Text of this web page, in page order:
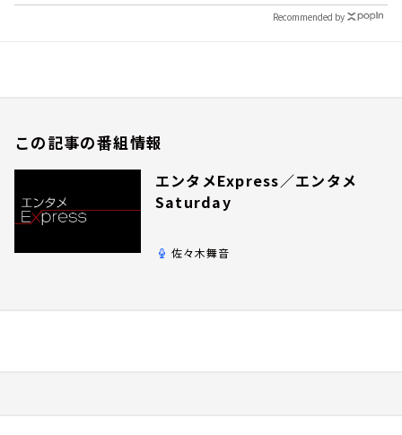
Recommended by
この記事の番組情報
エンタメExpress／エンタメ
Saturday
佐々木舞音